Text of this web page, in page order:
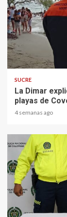
2 min read
SUCRE
La Dimar
playas de
4 semanas ago
2 min read